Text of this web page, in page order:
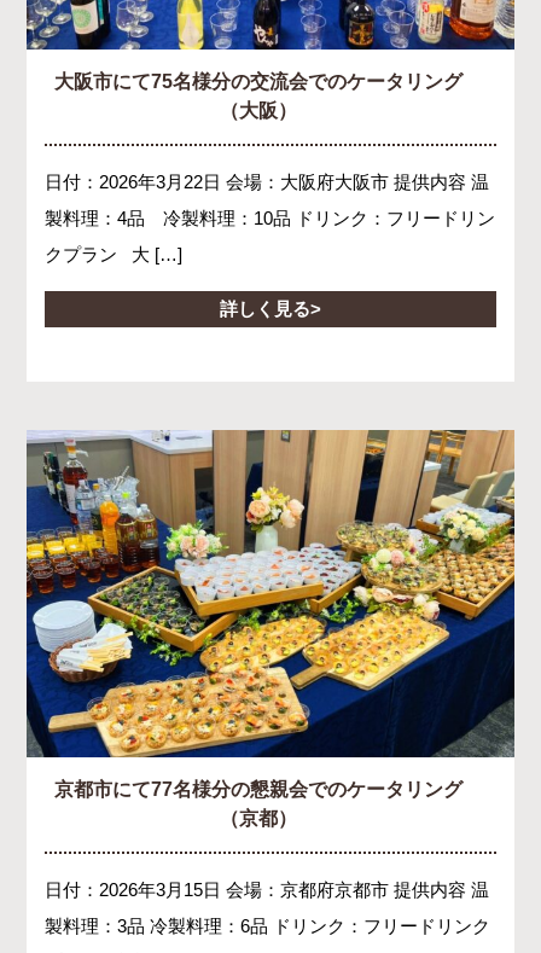
大阪市にて75名様分の交流会でのケータリング
（大阪）
日付：2026年3月22日 会場：大阪府大阪市 提供内容 温
製料理：4品 冷製料理：10品 ドリンク：フリードリン
クプラン 大 […]
詳しく見る
京都市にて77名様分の懇親会でのケータリング
（京都）
日付：2026年3月15日 会場：京都府京都市 提供内容 温
製料理：3品 冷製料理：6品 ドリンク：フリードリンク